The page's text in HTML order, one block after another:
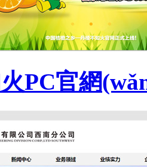
PC官網